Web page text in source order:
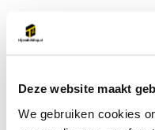
Deze website maakt
We gebruiken cookies
Gratis